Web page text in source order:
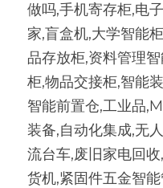
做吗,手机寄存柜,电
家,盲盒机,大学智能
品存放柜,资料管理
柜,物品交接柜,智能
智能前置仓,工业品
装备,自动化集成,无
流台车,废旧家电回
货机,紧固件五金智